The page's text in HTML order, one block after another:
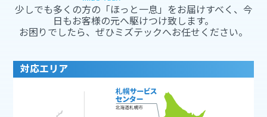
少しでも多くの方の「ほっと一息」をお届けすべく、今
日もお客様の元へ駆けつけ致します。
お困りでしたら、ぜひミズテックへお任せください。
対応エリア